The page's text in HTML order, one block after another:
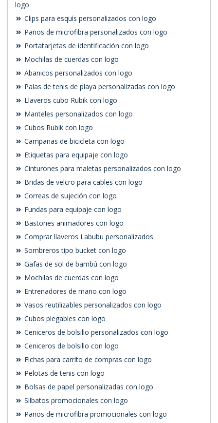
logo
Clips para esquís personalizados con logo
Paños de microfibra personalizados con logo
Portatarjetas de identificación con logo
Mochilas de cuerdas con logo
Abanicos personalizados con logo
Palas de tenis de playa personalizadas con logo
Llaveros cubo Rubik con logo
Manteles personalizados con logo
Cubos Rubik con logo
Campanas de bicicleta con logo
Etiquetas para equipaje con logo
Cinturones para maletas personalizados con logo
Bridas de velcro para cables con logo
Correas de sujeción con logo
Fundas para equipaje con logo
Bastones animadores con logo
Comprar llaveros Labubu personalizados
Sombreros tipo bucket con logo
Gafas de sol de bambú con logo
Mochilas de cuerdas con logo
Entrenadores de mano con logo
Vasos reutilizables personalizados con logo
Cubos plegables con logo
Ceniceros de bolsillo personalizados con logo
Ceniceros de bolsillo con logo
Fichas para carrito de compras con logo
Pelotas de tenis con logo
Bolsas de papel personalizadas con logo
Silbatos promocionales con logo
Paños de microfibra promocionales con logo